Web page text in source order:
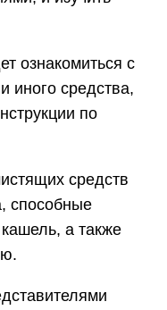
ознакомиться с
иного средства,
по
средств
способные
а также